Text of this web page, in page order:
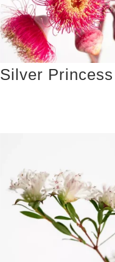
Silver Princess